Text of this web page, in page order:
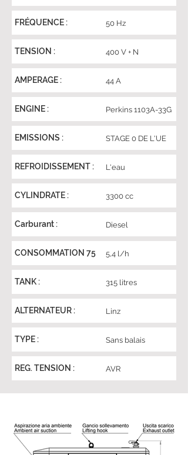
FRÉQUENCE : 50 Hz
TENSION : 400 V + N
AMPERAGE : 44 A
ENGINE : Perkins 1103A-33G
EMISSIONS : STAGE 0 DE L'UE
REFROIDISSEMENT : L'eau
CYLINDRATE : 3300 cc
Carburant : Diesel
CONSOMMATION 75 5,4 l/h
TANK : 315 litres
ALTERNATEUR : Linz
TYPE : Sans balais
REG. TENSION : AVR